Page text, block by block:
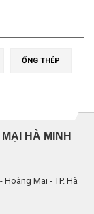
ỐNG THÉP
HÀ MINH
Mai - TP. Hà